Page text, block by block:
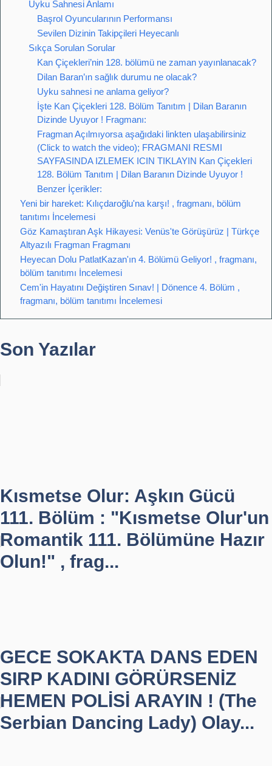
Uyku Sahnesi Anlamı
Başrol Oyuncularının Performansı
Sevilen Dizinin Takipçileri Heyecanlı
Sıkça Sorulan Sorular
Kan Çiçekleri’nin 128. bölümü ne zaman yayınlanacak?
Dilan Baran’ın sağlık durumu ne olacak?
Uyku sahnesi ne anlama geliyor?
İşte Kan Çiçekleri 128. Bölüm Tanıtım | Dilan Baranın
Dizinde Uyuyor ! Fragmanı:
Fragman Açılmıyorsa aşağıdaki linkten ulaşabilirsiniz
(Click to watch the video); FRAGMANI RESMI
SAYFASINDA IZLEMEK ICIN TIKLAYIN Kan Çiçekleri
128. Bölüm Tanıtım | Dilan Baranın Dizinde Uyuyor !
Benzer İçerikler:
Yeni bir hareket: Kılıçdaroğlu'na karşı! , fragmanı, bölüm
tanıtımı İncelemesi
Göz Kamaştıran Aşk Hikayesi: Venüs'te Görüşürüz | Türkçe
Altyazılı Fragman Fragmanı
Heyecan Dolu PatlatKazan'ın 4. Bölümü Geliyor! , fragmanı,
bölüm tanıtımı İncelemesi
Cem'in Hayatını Değiştiren Sınav! | Dönence 4. Bölüm ,
fragmanı, bölüm tanıtımı İncelemesi
Son Yazılar
Kısmetse Olur: Aşkın Gücü
111. Bölüm : "Kısmetse Olur'un
Romantik 111. Bölümüne Hazır
Olun!" , frag...
GECE SOKAKTA DANS EDEN
SIRP KADINI GÖRÜRSENİZ
HEMEN POLİSİ ARAYIN ! (The
Serbian Dancing Lady) Olay...